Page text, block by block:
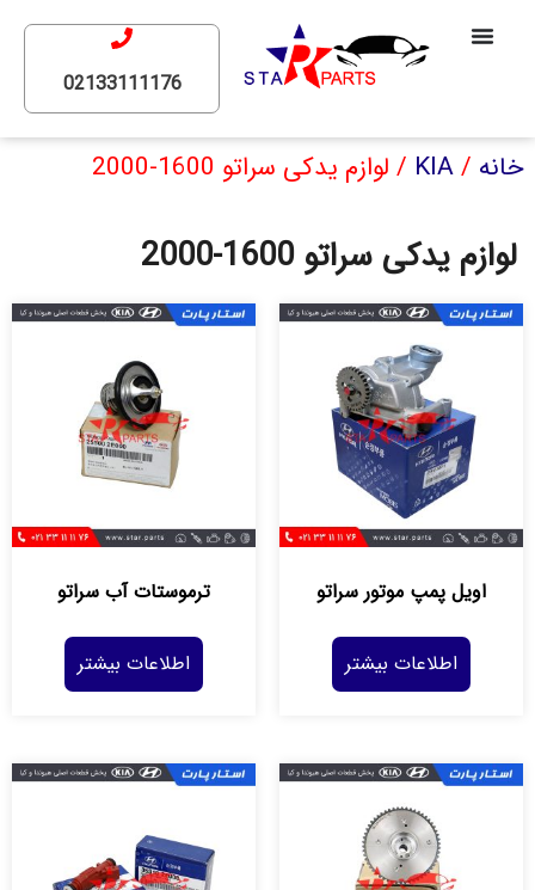
02133111176
خانه /
KIA / لوازم یدکی سراتو 1600-2000
لوازم یدکی سراتو 1600-2000
اويل پمپ موتور سراتو
اطلاعات بیشتر
ترموستات آب سراتو
اطلاعات بیشتر